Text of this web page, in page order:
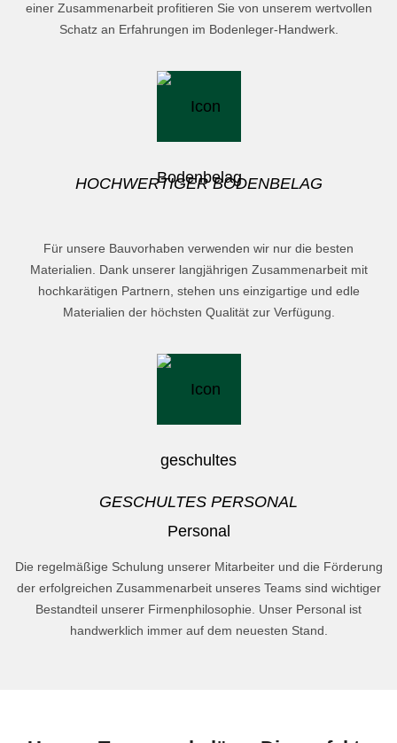
einer Zusammenarbeit profitieren Sie von unserem wertvollen
Schatz an Erfahrungen im Bodenleger-Handwerk.
HOCHWERTIGER BODENBELAG
Für unsere Bauvorhaben verwenden wir nur die besten
Materialien. Dank unserer langjährigen Zusammenarbeit mit
hochkarätigen Partnern, stehen uns einzigartige und edle
Materialien der höchsten Qualität zur Verfügung.
GESCHULTES PERSONAL
Die regelmäßige Schulung unserer Mitarbeiter und die Förderung
der erfolgreichen Zusammenarbeit unseres Teams sind wichtiger
Bestandteil unserer Firmenphilosophie. Unser Personal ist
handwerklich immer auf dem neuesten Stand.